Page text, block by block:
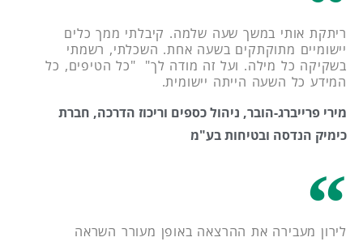
ריתקת אותי במשך שעה שלמה. קיבלתי ממך כלים
יישומיים מתוקתקים בשעה אחת. השכלתי, רשמתי
בשקיקה כל מילה. ועל זה מודה לך" "כל הטיפים, כל
המידע כל השעה הייתה יישומית.
מירי פרייברג-הובר, ניהול כספים וריכוז הדרכה, חברת
כימיק הנדסה ובטיחות בע"מ
לירון מעבירה את ההרצאה באופן מעורר השראה